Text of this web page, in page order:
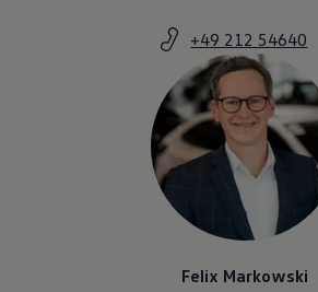
+49 212 54640
Felix Markowski